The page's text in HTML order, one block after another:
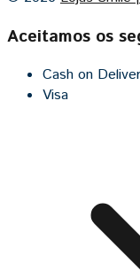
Aceitamos os
Cash on
Visa